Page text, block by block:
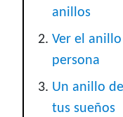
anillos
Ver el
persona
Un anillo
tus sueños